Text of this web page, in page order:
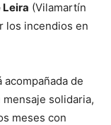
Leira (Vilamartín
los incendios en
acompañada de
solidaria,
meses con